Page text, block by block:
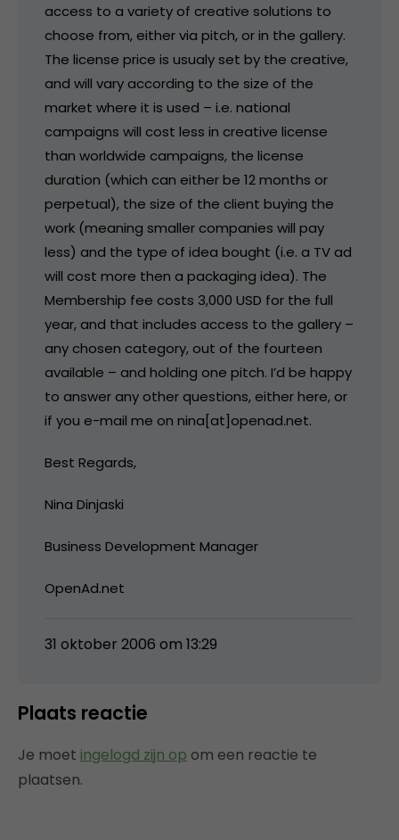
access to a variety of creative solutions to
choose from, either via pitch, or in the gallery.
The license price is usualy set by the creative,
and will vary according to the size of the
market where it is used – i.e. national
campaigns will cost less in creative license
than worldwide campaigns, the license
duration (which can either be 12 months or
perpetual), the size of the client buying the
work (meaning smaller companies will pay
less) and the type of idea bought (i.e. a TV ad
will cost more then a packaging idea). The
Membership fee costs 3,000 USD for the full
year, and that includes access to the gallery –
any chosen category, out of the fourteen
available – and holding one pitch. I’d be happy
to answer any other questions, either here, or
if you e-mail me on nina[at]openad.net.
Best Regards,
Nina Dinjaski
Business Development Manager
OpenAd.net
31 oktober 2006 om 13:29
Plaats reactie
Je moet ingelogd zijn op om een reactie te
plaatsen.